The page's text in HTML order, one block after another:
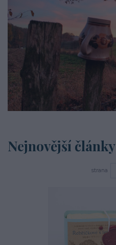
Nejnovější články
strana